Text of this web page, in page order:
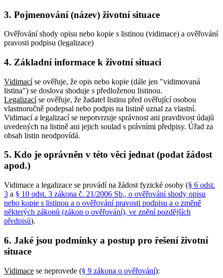
3. Pojmenování (název) životní situace
Ověřování shody opisu nebo kopie s listinou (vidimace) a ověřování
pravosti podpisu (legalizace)
4. Základní informace k životní situaci
Vidimacíse ověřuje, že opis nebo kopie (dále jen "vidimovaná
listina") se doslova shoduje s předloženou listinou.
Legalizacíse ověřuje, že žadatel listinu před ověřující osobou
vlastnoručně podepsal nebo podpis na listině uznal za vlastní.
Vidimací a legalizací se nepotvrzuje správnost ani pravdivost údajů
uvedených na listině ani jejich soulad s právními předpisy. Úřad za
obsah listin neodpovídá.
5. Kdo je oprávněn v této věci jednat (podat žádost
apod.)
Vidimace a legalizace se provádí na žádost fyzické osoby (§ 6 odst.
3 a § 10 odst. 3 zákona č. 21/2006 Sb., o ověřování shody opisu
nebo kopie s listinou a o ověřování pravosti podpisu a o změně
některých zákonů (zákon o ověřování), ve znění pozdějších
předpisů).
6. Jaké jsou podmínky a postup pro řešení životní
situace
Vidimace se neprovede (§ 9 zákona o ověřování):